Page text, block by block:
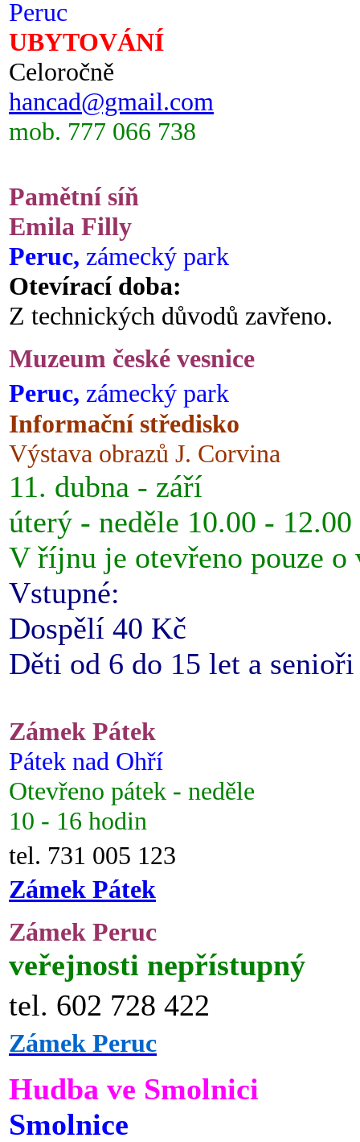
Peruc
UBYTOVÁNÍ
Celoročně
hancad@gmail.com
mob. 777 066 738
Pamětní síň
Emila Filly
Peruc, zámecký park
Otevírací doba:
Z technických důvodů zavřeno.
Muzeum české vesnice
Peruc, zámecký park
Informační středisko
Výstava obrazů J. Corvina
11. dubna - září
úterý - neděle 10.00 -
V říjnu je otevřeno pouze o
Vstupné:
Dospělí 40 Kč
Děti od 6 do 15 let a
Zámek Pátek
Pátek nad Ohří
Otevřeno pátek - neděle
10 - 16 hodin
tel. 731 005 123
Zámek Pátek
Zámek Peruc
veřejnosti nepřístupný
tel. 602 728 422
Zámek Peruc
Hudba ve Smolnici
Smolnice